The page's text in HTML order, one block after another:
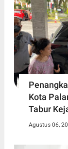
Kota
Tabur
Agustus 06,